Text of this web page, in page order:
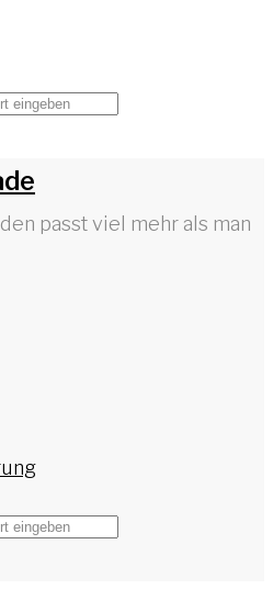
passt viel mehr als man